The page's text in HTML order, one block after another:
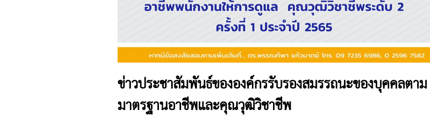
ข่าวประชาสัมพันธ์ขององค์กรรับรองสมรรถนะของบุคคลตาม
มาตรฐานอาชีพและคุณวุฒิวิชาชีพ